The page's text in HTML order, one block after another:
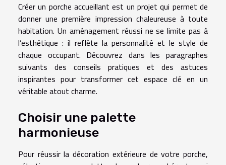
Créer un porche accueillant est un projet qui permet de
donner une première impression chaleureuse à toute
habitation. Un aménagement réussi ne se limite pas à
l’esthétique : il reflète la personnalité et le style de
chaque occupant. Découvrez dans les paragraphes
suivants des conseils pratiques et des astuces
inspirantes pour transformer cet espace clé en un
véritable atout charme.
Choisir une palette
harmonieuse
Pour réussir la décoration extérieure de votre porche,